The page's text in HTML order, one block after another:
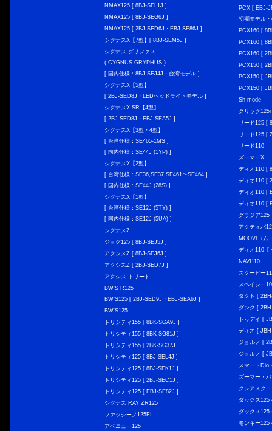
NMAX125 [ 8BJ-SEL1J ]
NMAX125 [ 8BJ-SEG6J ]
NMAX125 [ 2BJ-SED6J・EBJ-SE86J ]
シグナスX【7型】[ 8BJ-SEM5J ]
シグナス グリファス
( CYGNUS GRYPHUS )
[ 国内仕様：8BJ-SEJ4J・台湾モデル ]
シグナスX【5型】
[ 2BJ-SED8J・LEDヘッドライトモデル ]
シグナスX SR【4型】
[ 2BJ-SED8J・EBJ-SEA5J ]
シグナスX【3型・4型】
[ 台湾仕様：SE465-1MS ]
[ 国内仕様：SE44J (1YP) ]
シグナスX【2型】
[ 台湾仕様：SE36,SE37,SE461〜SE464 ]
[ 国内仕様：SE44J (28S) ]
シグナスX【1型】
[ 台湾仕様：SE12J (5TY) ]
[ 国内仕様：SE12J (5UA) ]
シグナスZ
ジョグ125 [ 8BJ-SEJ5J ]
アクシスZ [ 8BJ-SEJ6J ]
アクシスZ [ 2BJ-SED7J ]
アクシス トリート
BW'S R125
BW’S125 [ 2BJ-SED9J・EBJ-SEA6J ]
BW'S125
トリシティ155 [ 8BK-SGA9J ]
トリシティ155 [ 8BK-SG81J ]
トリシティ155 [ 2BK-SG37J ]
トリシティ125 [ 8BJ-SEL4J ]
トリシティ125 [ 8BJ-SEK1J ]
トリシティ125 [ 2BJ-SEC1J ]
トリシティ125 [ EBJ-SE82J ]
シグナス RAY ZR125
ファッシーノ125FI
アベニュー125
PCX [ EBJ-
初期モデル
PCX160 [
PCX160 [
PCX160 [
PCX150 [
PCX150 [
PCX150 [
Sh mode
クリック
リード125 [
リード125 [
リード110
ズーマーX
ディオ110 [
ディオ110 [
ディオ110 [
ディオ110 [
グラジア125
アクティバ
MOOVE (ム
ディオ110【
NAVI110
スクーピー
スペイシー
タクト [
ダンク [
トゥデイ [
ディオ [
ジョルノ [
ジョルノ [
スマートDio
ズーマー・
クレアスク
ダックス
ダックス
モンキー